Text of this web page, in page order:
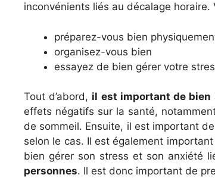
inconvénients liés au décalage horaire.
préparez-vous bien
organisez-vous bien
essayez de bien gérer votre
Tout d’abord, il est important de bien
effets négatifs sur la santé,
de sommeil. Ensuite, il est important
selon le cas. Il est également
bien gérer son stress et son anxiété
personnes. Il est donc important de